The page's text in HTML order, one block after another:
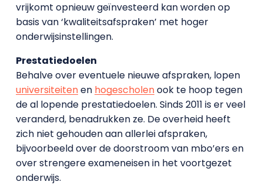
vrijkomt opnieuw geïnvesteerd kan worden op
basis van ‘kwaliteitsafspraken’ met hoger
onderwijsinstellingen.
Prestatiedoelen
Behalve over eventuele nieuwe afspraken, lopen
universiteitenen hogescholenook te hoop tegen
de al lopende prestatiedoelen. Sinds 2011 is er veel
veranderd, benadrukken ze. De overheid heeft
zich niet gehouden aan allerlei afspraken,
bijvoorbeeld over de doorstroom van mbo’ers en
over strengere exameneisen in het voortgezet
onderwijs.